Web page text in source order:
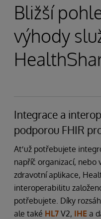
Bližší
výhody
Integrace a
podporou FHIR
Ať už potřebujete
napříč organizací,
zdravotní aplikace,
interoperabilitu
potřebujete. Díky
ale také HL7 V2, IHE a